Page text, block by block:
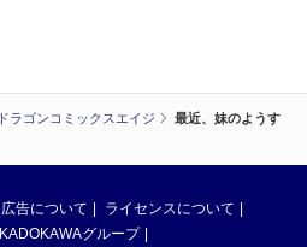
ドラゴンコミックスエイジ
最近、妹のようす
広告について
ライセンスについて
KADOKAWAグループ